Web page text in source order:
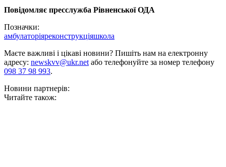
Повідомляє пресслужба Рівненської ОДА
Позначки:
амбулаторіяреконструкціяшкола
Маєте важливі і цікаві новини? Пишіть нам на електронну
адресу: newskvv@ukr.netабо телефонуйте за номер телефону
098 37 98 993.
Новини партнерів:
Читайте також: